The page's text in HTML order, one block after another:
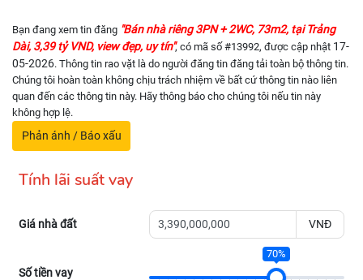
Bạn đang xem tin đăng "Bán nhà riêng 3PN + 2WC, 73m2, tại Trảng
Dài, 3,39 tỷ VND, view đẹp, uy tín", có mã số #13992, được cập nhật 17-
05-2026. Thông tin rao vặt là do người đăng tin đăng tải toàn bộ thông tin.
Chúng tôi hoàn toàn không chịu trách nhiệm về bất cứ thông tin nào liên
quan đến các thông tin này. Hãy thông báo cho chúng tôi nếu tin này
không hợp lệ.
Phản ánh / Báo xấu
Tính lãi suất vay
Giá nhà đất VNĐ
Số tiền vay
70%